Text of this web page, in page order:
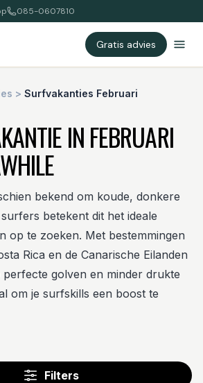
085-0607810
Gratis advies
> Surfvakanties Februari
IN FEBRUARI
bekend om koude, donkere
betekent dit het ideale
op te zoeken. Met bestemmingen
Rica en de Canarische Eilanden
golven en minder drukte
om je surfskills een boost te
Filters